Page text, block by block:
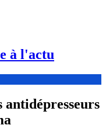
à l'actu
antidépresseurs